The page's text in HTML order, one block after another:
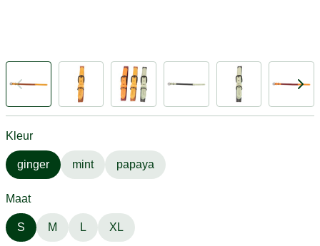
Kleur
ginger mint papaya
Maat
S M L XL